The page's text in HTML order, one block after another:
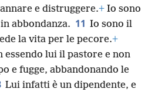
e distruggere.+ Io sono
abbondanza. 11 Io sono il
la vita per le pecore.+
essendo lui il pastore e non
e fugge, abbandonando le
Lui infatti è un dipendente, e